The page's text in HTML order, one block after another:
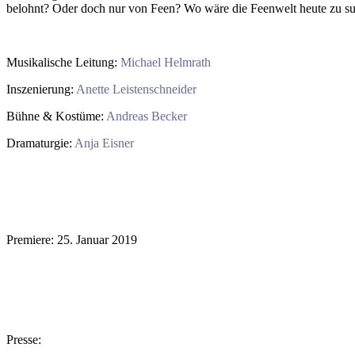
belohnt? Oder doch nur von Feen? Wo wäre die Feenwelt heute zu
Musikalische Leitung: Michael Helmrath
Inszenierung: Anette Leistenschneider
Bühne & Kostüme: Andreas Becker
Dramaturgie: Anja Eisner
Premiere: 25. Januar 2019
Presse: